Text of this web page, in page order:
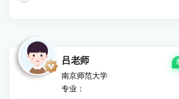
吕老师
南京师范大学
专业：